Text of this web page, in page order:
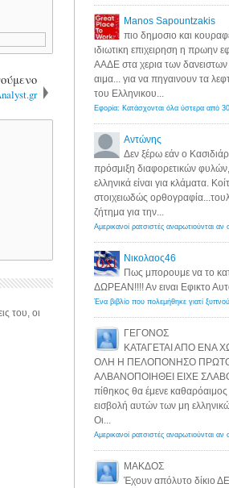
του, οι
Manos Sapountzakis
πιο δημοσιο και
ιδιωτικη επιχειρηση η πρωην
ΑΑΔΕ στα χερια των δανειστων
αιμα... για να πηγαινουν τα
του Ελληνικου...
Αντώνης
Δεν ξέρω εάν ο
πρόσμιξη διαφορετικών
ελληνικά είναι για κλάματα.
στοιχειωδώς
ζήτημα για την...
Νικολαος46
Πως μπορουμε να το
ΔΩΡΕΑΝ!!!! Αν ειναι Εφικτο
ΓΕΓΟΝΟΣ
ΚΑΤΑΓΕΤΑΙ ΑΠΟ ΕΝΑ
ΟΛΗ Η ΠΕΛΟΠΟΝΗΣΟ
ΑΛΒΑΝΟΠΟΙΗΘΕΙ ΕΙΧΕ
πίθηκος θα έμενε
εισβολή αυτών των μη
Οι...
ΜΑΚΔΟΣ
Έχουν απόλυτο δίκιο